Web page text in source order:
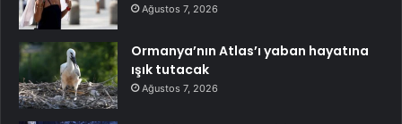
Ağustos 7, 2026
Ormanya’nın Atlas’ı yaban hayatına
ışık tutacak
Ağustos 7, 2026